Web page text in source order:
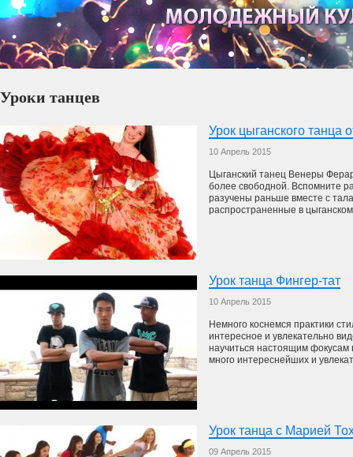
Уроки танцев
Урок цыганского
10 Апрель 2015
Цыганский танец Венеры
более свободной. Вспомните
разучены раньше вместе с
распространенные в
Урок танца Фингер-тат
10 Апрель 2015
Немного коснемся практики
интересное и увлекательно
научиться настоящим фокусам
много интереснейших и
Урок танца с Марией
09 Апрель 2015